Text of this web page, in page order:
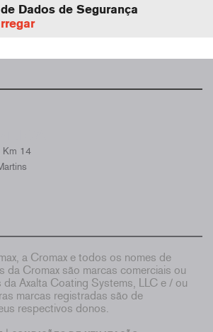
Dados de Segurança
Km 14
a Cromax e todos os nomes de
da Cromax são marcas comerciais ou
Axalta Coating Systems, LLC e / ou
marcas registradas são de
respectivos donos.